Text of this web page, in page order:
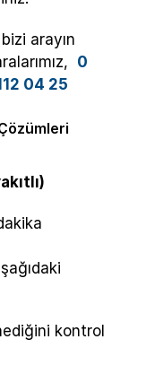
arayın
0
04 25
kontrol